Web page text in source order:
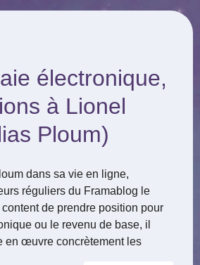
électronique,
à Lionel
Ploum)
dans sa vie en ligne,
réguliers du Framablog le
de prendre position pour
ou le revenu de base, il
en œuvre concrètement les